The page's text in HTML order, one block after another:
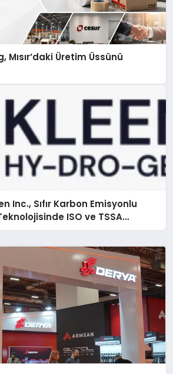
Üretim Üssünü
Inc., Sıfır Karbon Emisyonlu
ISO ve TSSA
Aldı